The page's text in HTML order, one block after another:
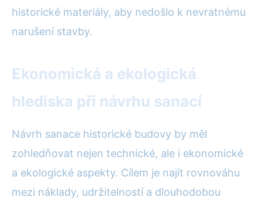
historické materiály, aby nedošlo k nevratnému
narušení stavby.
Ekonomická a ekologická
hlediska při návrhu sanací
Návrh sanace historické budovy by měl
zohledňovat nejen technické, ale i ekonomické
a ekologické aspekty. Cílem je najít rovnováhu
mezi náklady, udržitelností a dlouhodobou